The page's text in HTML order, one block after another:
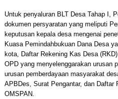
Untuk penyaluran BLT Desa Tahap I,
dokumen persyaratan yang meliputi
keputusan kepala desa mengenai
Kuasa Pemindahbukuan Dana Desa
kota, Daftar Rekening Kas Desa
OPD yang menyelenggarakan urusan
urusan pemberdayaan masyarakat
APBDes, Surat Pengantar, dan
OMSPAN.